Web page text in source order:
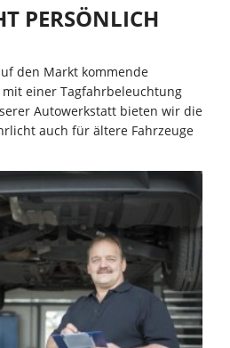
PERSÖNLICH
den Markt kommende
einer Tagfahrbeleuchtung
Autowerkstatt bieten wir die
auch für ältere Fahrzeuge